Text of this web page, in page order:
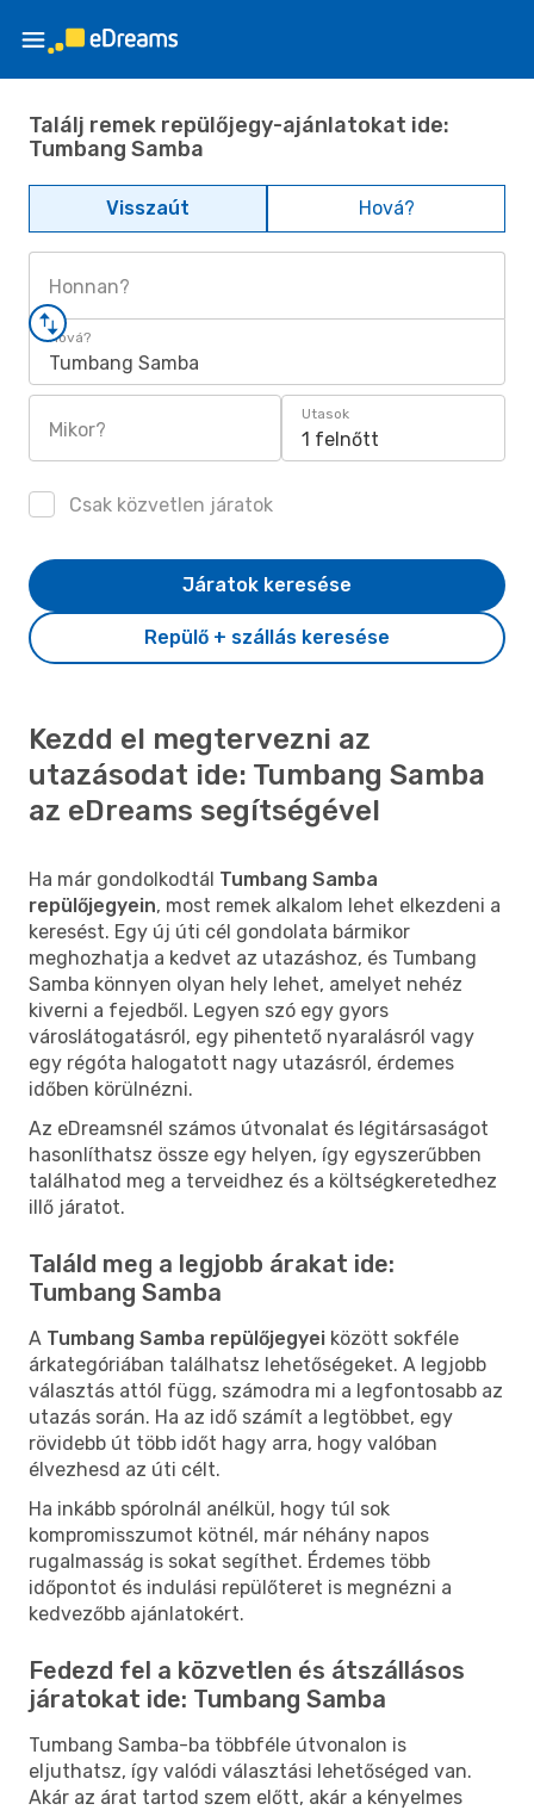
Találj remek repülőjegy-ajánlatokat ide:
Tumbang Samba
Visszaút Hová?
Honnan?
Hová?
Tumbang Samba
Mikor?
Utasok
1 felnőtt
Csak közvetlen járatok
Repülő + szállás keresése
Járatok keresése
Kezdd el megtervezni az
utazásodat ide: Tumbang Samba
az eDreams segítségével
Ha már gondolkodtál Tumbang Samba
repülőjegyein, most remek alkalom lehet elkezdeni a
keresést. Egy új úti cél gondolata bármikor
meghozhatja a kedvet az utazáshoz, és Tumbang
Samba könnyen olyan hely lehet, amelyet nehéz
kiverni a fejedből. Legyen szó egy gyors
városlátogatásról, egy pihentető nyaralásról vagy
egy régóta halogatott nagy utazásról, érdemes
időben körülnézni.
Az eDreamsnél számos útvonalat és légitársaságot
hasonlíthatsz össze egy helyen, így egyszerűbben
találhatod meg a terveidhez és a költségkeretedhez
illő járatot.
Találd meg a legjobb árakat ide:
Tumbang Samba
A Tumbang Samba repülőjegyei között sokféle
árkategóriában találhatsz lehetőségeket. A legjobb
választás attól függ, számodra mi a legfontosabb az
utazás során. Ha az idő számít a legtöbbet, egy
rövidebb út több időt hagy arra, hogy valóban
élvezhesd az úti célt.
Ha inkább spórolnál anélkül, hogy túl sok
kompromisszumot kötnél, már néhány napos
rugalmasság is sokat segíthet. Érdemes több
időpontot és indulási repülőteret is megnézni a
kedvezőbb ajánlatokért.
Fedezd fel a közvetlen és átszállásos
járatokat ide: Tumbang Samba
Tumbang Samba-ba többféle útvonalon is
eljuthatsz, így valódi választási lehetőséged van.
Akár az árat tartod szem előtt, akár a kényelmes